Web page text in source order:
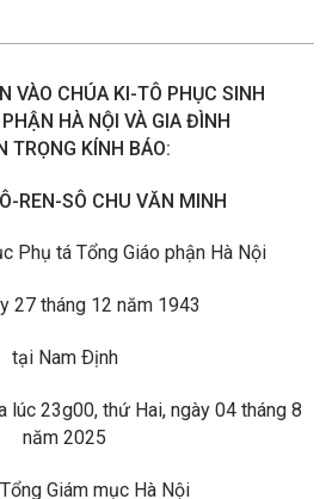
VÀO CHÚA KI-TÔ PHỤC SINH
HÀ NỘI VÀ GIA ĐÌNH
TRỌNG KÍNH BÁO:
REN-SÔ CHU VĂN MINH
Phụ tá Tổng Giáo phận Hà Nội
27 tháng 12 năm 1943
tại Nam Ðịnh
lúc 23g00, thứ Hai, ngày 04 tháng 8
năm 2025
Giám mục Hà Nội